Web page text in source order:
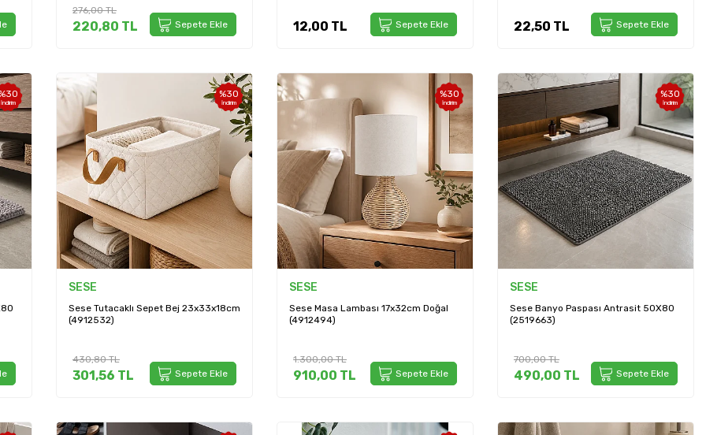
276,00TL
220,80 TL Sepete Ekle 12,00 TL Sepete Ekle 22,50 TL Sepete Ekle
30
İndirim
%30
İndirim
SESE
Sese Tutacaklı Sepet Bej 23x33x18cm
(4912532)
430,80TL
301,56 TL Sepete Ekle
%30
İndirim
SESE
Sese Masa Lambası 17x32cm Doğal
(4912494)
1.300,00TL
910,00 TL Sepete Ekle
%30
İndirim
SESE
Sese Banyo Paspası Antrasit 50X80
(2519663)
700,00TL
490,00 TL Sepete Ekle